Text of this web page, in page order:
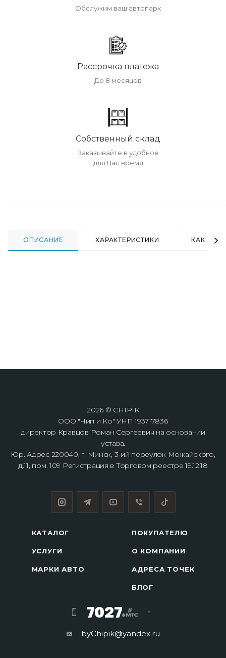
Обслужим ваш автопарк
Рассрочка платежа
До 8 месяцев
Собственный склад
Заказывайте в удобное
для Вас время
ОПИСАНИЕ ХАРАКТЕРИСТИКИ КАК
2026 © CHIPIK
ООО "Чип и Ко" УНП 193717836
директор Кравцов Роман Сергеевич на основании
устава.
Юр. Адрес 220040, г. Минск, 3-ий переулок Можайского,
д.11, пом. 109 Регистрация в Торговом реестре 19.12.18
КАТАЛОГ
УСЛУГИ
МАРКИ АВТО
ПОКУПАТЕЛЮ
О КОМПАНИИ
АДРЕСА ТОЧЕК
БЛОГ
7027
byChipik@yandex.ru